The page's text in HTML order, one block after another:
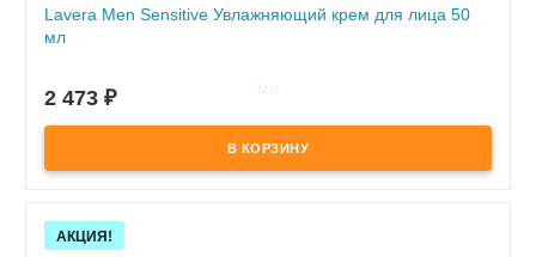
Lavera Men Sensitive Увлажняющий крем для лица 50
мл
2 473 ₽
Скидка!
АКЦИЯ!